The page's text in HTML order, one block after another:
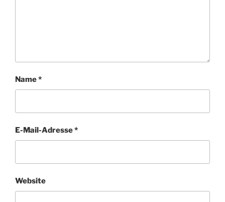
Name*
E-Mail-Adresse*
Website